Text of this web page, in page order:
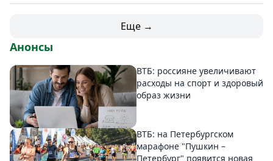
Еще →
Анонсы
ВТБ: россияне увеличивают
расходы на спорт и здоровый
образ жизни
ВТБ: на Петербургском
марафоне "Пушкин –
Петербург" появится новая